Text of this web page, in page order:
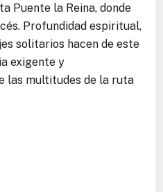
Puente la Reina, donde
Profundidad espiritual,
solitarios hacen de este
exigente y
las multitudes de la ruta